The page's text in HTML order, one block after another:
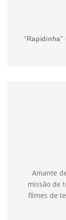
Amante
missão de
filmes de